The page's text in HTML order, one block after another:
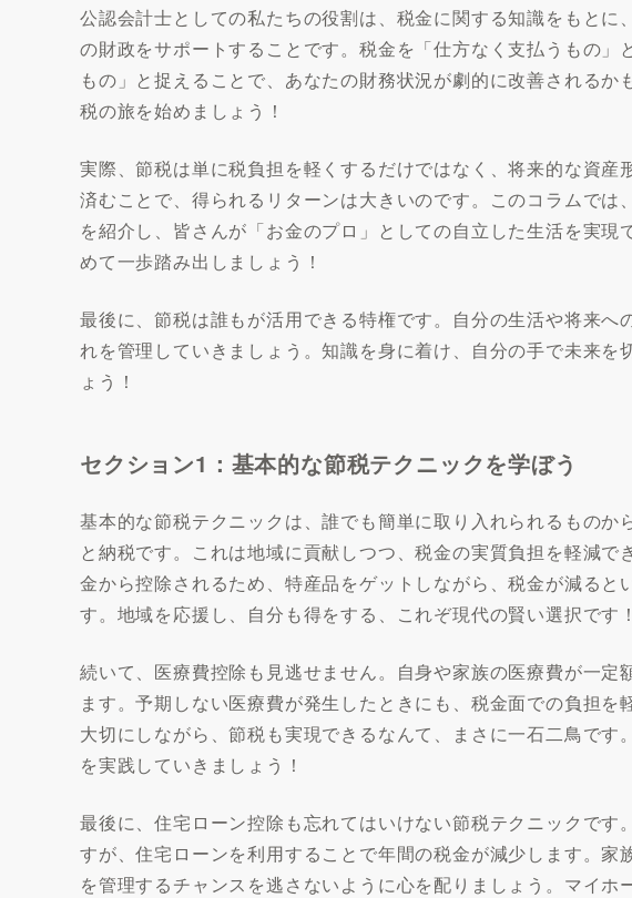
公認会計士としての私たちの役割は、税金に関する知識をもとに
の財政をサポートすることです。税金を「仕方なく支払うもの」
もの」と捉えることで、あなたの財務状況が劇的に改善される
税の旅を始めましょう！
実際、節税は単に税負担を軽くするだけではなく、将来的な資産
済むことで、得られるリターンは大きいのです。このコラムでは
を紹介し、皆さんが「お金のプロ」としての自立した生活を実
めて一歩踏み出しましょう！
最後に、節税は誰もが活用できる特権です。自分の生活や将来
れを管理していきましょう。知識を身に着け、自分の手で未来を
ょう！
セクション1：基本的な節税テクニックを学ぼう
基本的な節税テクニックは、誰でも簡単に取り入れられるものか
と納税です。これは地域に貢献しつつ、税金の実質負担を軽減
金から控除されるため、特産品をゲットしながら、税金が減ると
す。地域を応援し、自分も得をする、これぞ現代の賢い選択です！
続いて、医療費控除も見逃せません。自身や家族の医療費が一定
ます。予期しない医療費が発生したときにも、税金面での負担
大切にしながら、節税も実現できるなんて、まさに一石二鳥で
を実践していきましょう！
最後に、住宅ローン控除も忘れてはいけない節税テクニックで
すが、住宅ローンを利用することで年間の税金が減少します。家
を管理するチャンスを逃さないように心を配りましょう。マイ